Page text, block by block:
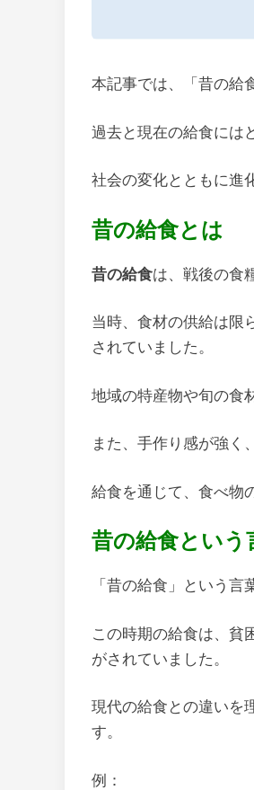
本記事では、「昔の給
過去と現在の給食には
社会の変化とともに進
昔の給食とは
昔の給食は、戦後の食
当時、食材の供給は限
されていました。
地域の特産物や旬の食
また、手作り感が強く
給食を通じて、食べ物
昔の給食という
「昔の給食」という言
この時期の給食は、貧
がされていました。
現代の給食との違いを
す。
例：